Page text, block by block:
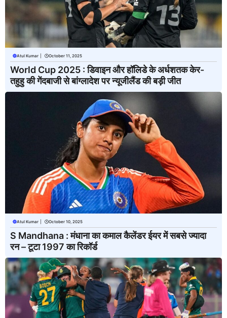
Atul Kumar October 11, 2025
World Cup 2025 : डिवाइन और हॉलिडे के अर्धशतक केर-
तहुहु की गेंदबाजी से बांग्लादेश पर न्यूजीलैंड की बड़ी जीत
Atul Kumar October 10, 2025
S Mandhana : मंधाना का कमाल कैलेंडर ईयर में सबसे ज्यादा
रन – टूटा 1997 का रिकॉर्ड